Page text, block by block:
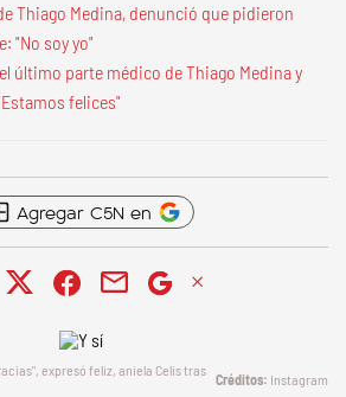
Thiago Medina, denunció que pidieron
"No soy yo"
último parte médico de Thiago Medina y
felices"
Agregar C5N en
expresó feliz, aniela Celis tras
Instagram